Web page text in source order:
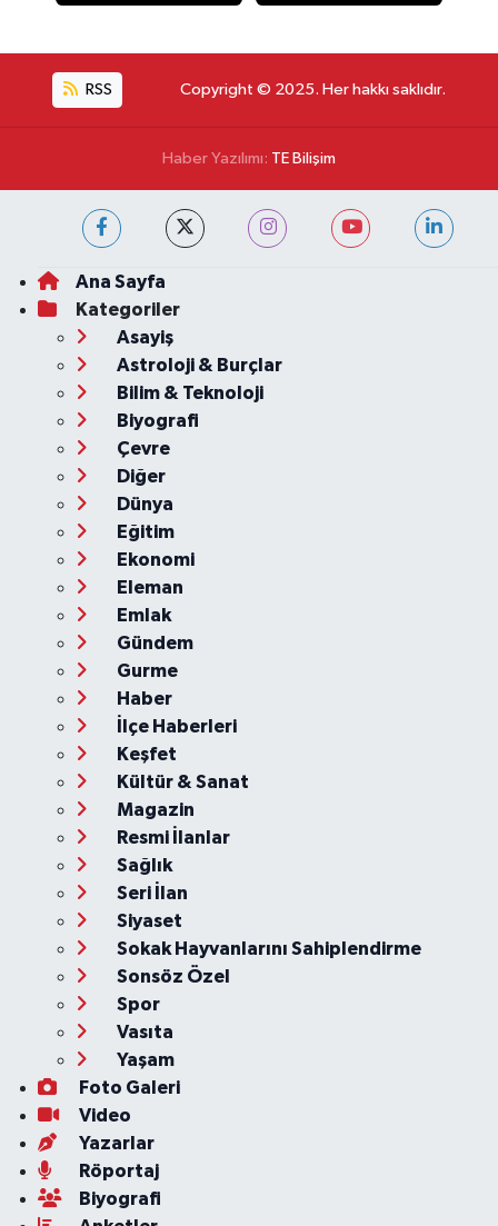
RSS Copyright © 2025. Her hakkı saklıdır.
Haber Yazılımı: TE Bilişim
Ana Sayfa
Kategoriler
Asayiş
Astroloji & Burçlar
Bilim & Teknoloji
Biyografi
Çevre
Diğer
Dünya
Eğitim
Ekonomi
Eleman
Emlak
Gündem
Gurme
Haber
İlçe Haberleri
Keşfet
Kültür & Sanat
Magazin
Resmi İlanlar
Sağlık
Seri İlan
Siyaset
Sokak Hayvanlarını Sahiplendirme
Sonsöz Özel
Spor
Vasıta
Yaşam
Foto Galeri
Video
Yazarlar
Röportaj
Biyografi